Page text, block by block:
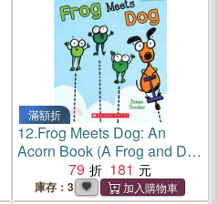
滿額折
12.Frog Meets Dog: An
Acorn Book (A Frog and Dog
Book #1)79 181
庫存：3